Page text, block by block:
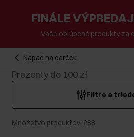
FINÁLE
Vaše obľúbené produkty za
Nápad na darček
Prezenty do 100 zł
Filtre a
Množstvo produktov: 288